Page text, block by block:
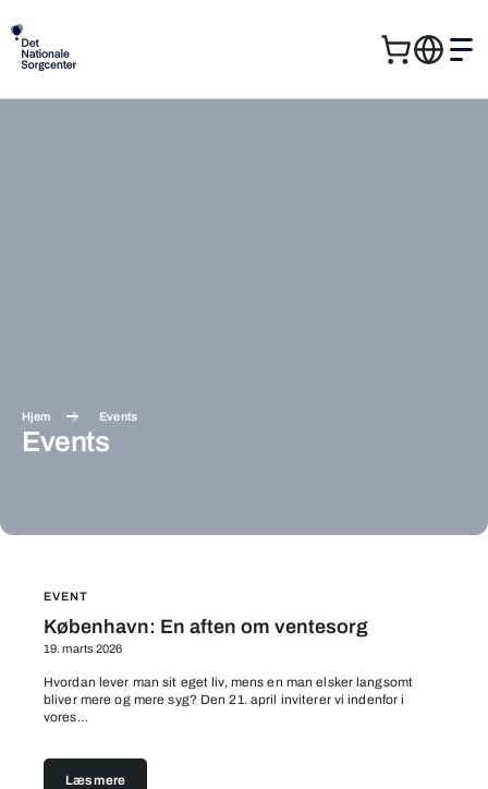
Kurv
Hjem Events
Events
EVENT
København: En aften om ventesorg
19. marts 2026
Hvordan lever man sit eget liv, mens en man elsker langsomt
bliver mere og mere syg? Den 21. april inviterer vi indenfor i
vores…
Læs mere